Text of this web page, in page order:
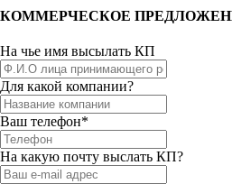
КОММЕРЧЕСКОЕ
На чье имя высылать КП
Для какой компании?
Ваш телефон*
На какую почту выслать КП?